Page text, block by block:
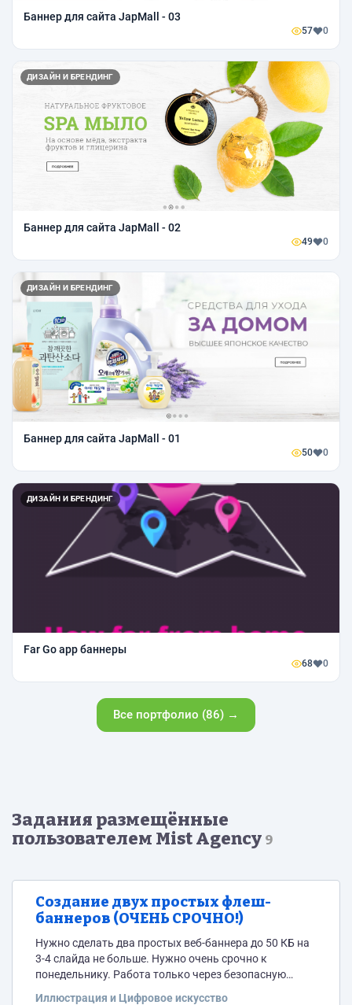
Баннер для сайта JapMall - 03
57 0
ДИЗАЙН И БРЕНДИНГ
Баннер для сайта JapMall - 02
49 0
ДИЗАЙН И БРЕНДИНГ
Баннер для сайта JapMall - 01
50 0
ДИЗАЙН И БРЕНДИНГ
Far Go app баннеры
68 0
Все портфолио (86) →
Задания размещённые
пользователем Mist Agency 9
Создание двух простых флеш-
баннеров (ОЧЕНЬ СРОЧНО!)
Нужно сделать два простых веб-баннера до 50 КБ на
3-4 слайда не больше. Нужно очень срочно к
понедельнику. Работа только через безопасную
Иллюстрация и Цифровое искусство